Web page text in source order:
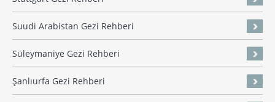
Suudi Arabistan Gezi Rehberi
Süleymaniye Gezi Rehberi
Şanlıurfa Gezi Rehberi